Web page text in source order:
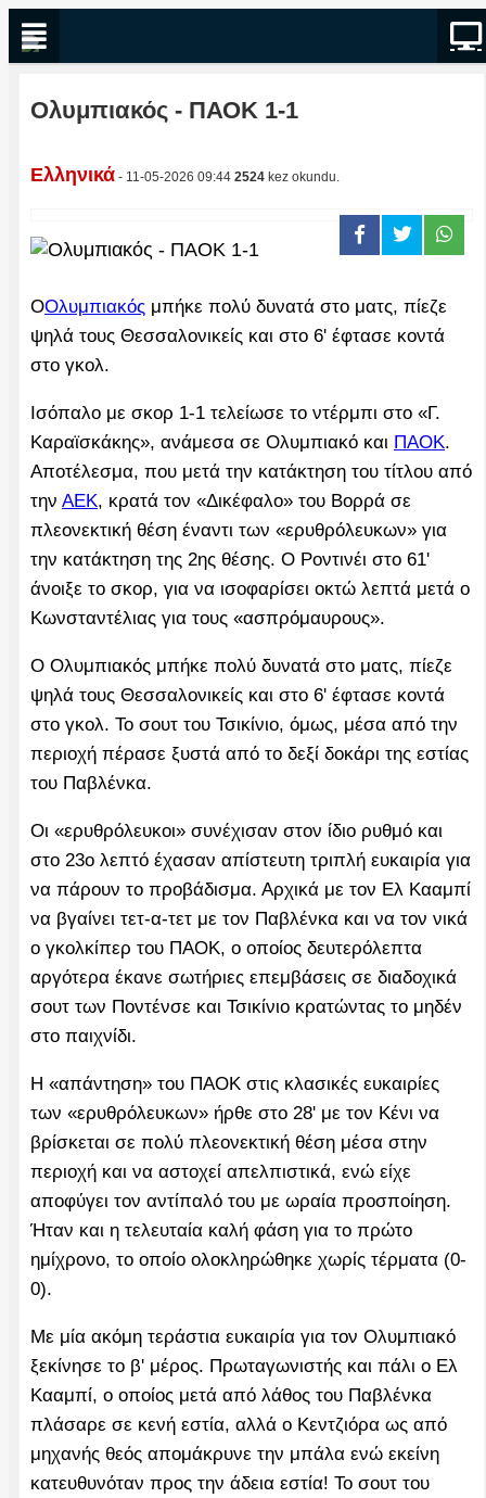
Ολυμπιακός - ΠΑΟΚ 1-1
Ελληνικά - 11-05-2026 09:44 2524 kez okundu.
ΟΟλυμπιακός μπήκε πολύ δυνατά στο ματς, πίεζε
ψηλά τους Θεσσαλονικείς και στο 6' έφτασε κοντά
στο γκολ.
Ισόπαλο με σκορ 1-1 τελείωσε το ντέρμπι στο «Γ.
Καραϊσκάκης», ανάμεσα σε Ολυμπιακό και ΠΑΟΚ.
Αποτέλεσμα, που μετά την κατάκτηση του τίτλου από
την ΑΕΚ, κρατά τον «Δικέφαλο» του Βορρά σε
πλεονεκτική θέση έναντι των «ερυθρόλευκων» για
την κατάκτηση της 2ης θέσης. Ο Ροντινέι στο 61'
άνοιξε το σκορ, για να ισοφαρίσει οκτώ λεπτά μετά ο
Κωνσταντέλιας για τους «ασπρόμαυρους».
Ο Ολυμπιακός μπήκε πολύ δυνατά στο ματς, πίεζε
ψηλά τους Θεσσαλονικείς και στο 6' έφτασε κοντά
στο γκολ. Το σουτ του Τσικίνιο, όμως, μέσα από την
περιοχή πέρασε ξυστά από το δεξί δοκάρι της εστίας
του Παβλένκα.
Οι «ερυθρόλευκοι» συνέχισαν στον ίδιο ρυθμό και
στο 23ο λεπτό έχασαν απίστευτη τριπλή ευκαιρία για
να πάρουν το προβάδισμα. Αρχικά με τον Ελ Κααμπί
να βγαίνει τετ-α-τετ με τον Παβλένκα και να τον νικά
ο γκολκίπερ του ΠΑΟΚ, ο οποίος δευτερόλεπτα
αργότερα έκανε σωτήριες επεμβάσεις σε διαδοχικά
σουτ των Ποντένσε και Τσικίνιο κρατώντας το μηδέν
στο παιχνίδι.
Η «απάντηση» του ΠΑΟΚ στις κλασικές ευκαιρίες
των «ερυθρόλευκων» ήρθε στο 28' με τον Κένι να
βρίσκεται σε πολύ πλεονεκτική θέση μέσα στην
περιοχή και να αστοχεί απελπιστικά, ενώ είχε
αποφύγει τον αντίπαλό του με ωραία προσποίηση.
Ήταν και η τελευταία καλή φάση για το πρώτο
ημίχρονο, το οποίο ολοκληρώθηκε χωρίς τέρματα (0-
0).
Με μία ακόμη τεράστια ευκαιρία για τον Ολυμπιακό
ξεκίνησε το β' μέρος. Πρωταγωνιστής και πάλι ο Ελ
Κααμπί, ο οποίος μετά από λάθος του Παβλένκα
πλάσαρε σε κενή εστία, αλλά ο Κεντζιόρα ως από
μηχανής θεός απομάκρυνε την μπάλα ενώ εκείνη
κατευθυνόταν προς την άδεια εστία! Το σουτ του